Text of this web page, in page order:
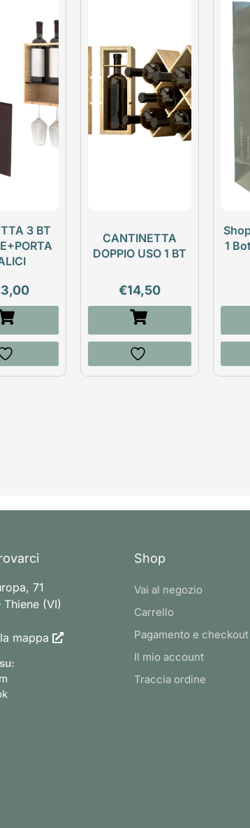
3 BT
CANTINETTA
DOPPIO USO 1 BT
€14,50
1
71
Thiene (VI)
mappa
Shop
Vai al negozio
Carrello
Pagamento e checkout
Il mio account
Traccia ordine